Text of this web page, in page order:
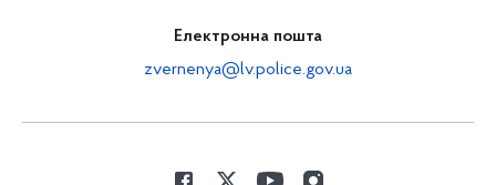
Електронна пошта
zvernenya@lv.police.gov.ua